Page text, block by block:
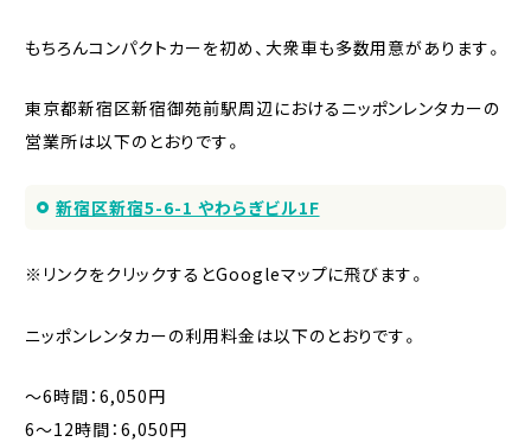
もちろんコンパクトカーを初め、大衆車も多数用意があります。
東京都新宿区新宿御苑前駅周辺におけるニッポンレンタカーの
営業所は以下のとおりです。
新宿区新宿5-6-1 やわらぎビル1F
※リンクをクリックするとGoogleマップに飛びます。
ニッポンレンタカーの利用料金は以下のとおりです。
〜6時間：6,050円
6〜12時間：6,050円